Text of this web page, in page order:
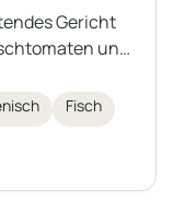
Gericht
und
und
Küche.
benötigt,
Fisch